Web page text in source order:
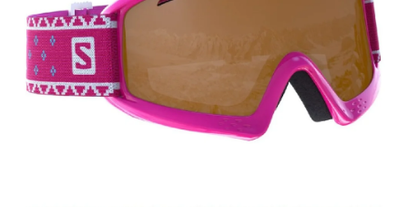
hvězdiček.